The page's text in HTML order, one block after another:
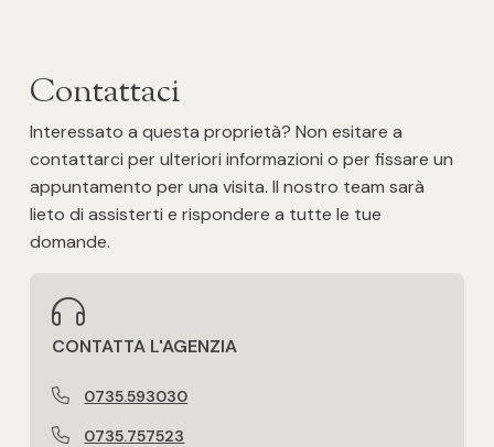
Contattaci
Interessato a questa proprietà? Non esitare a
contattarci per ulteriori informazioni o per fissare un
appuntamento per una visita. Il nostro team sarà
lieto di assisterti e rispondere a tutte le tue
domande.
CONTATTA L'AGENZIA
0735.593030
0735.757523
Balcone/Terrazzo
Ascensore
Arredato
Lusso